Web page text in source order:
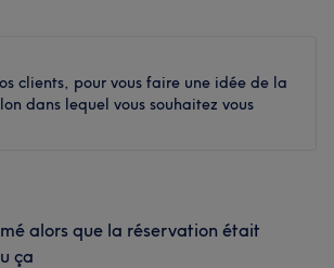
clients, pour vous faire une idée de la
dans lequel vous souhaitez vous
alors que la réservation était
ça